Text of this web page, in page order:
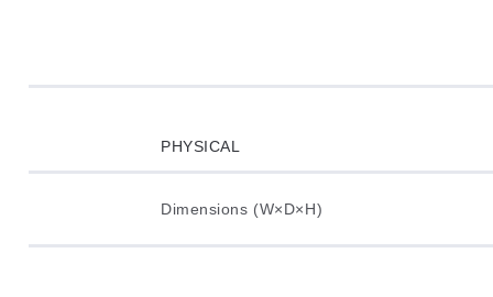
PHYSICAL
Dimensions (W×D×H)